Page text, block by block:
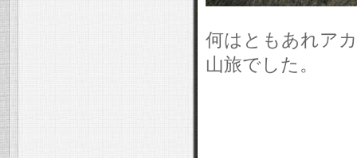
何はともあれア
山旅でした。